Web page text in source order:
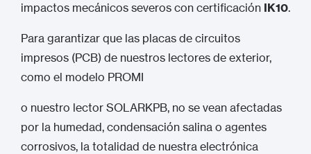
impactos mecánicos severos con certificación IK10.
Para garantizar que las placas de circuitos
impresos (PCB) de nuestros lectores de exterior,
como el modelo PROMI
o nuestro lector SOLARKPB, no se vean afectadas
por la humedad, condensación salina o agentes
corrosivos, la totalidad de nuestra electrónica